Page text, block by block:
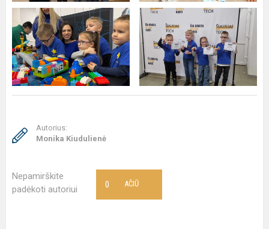
Autorius:
Monika Kiudulienė
Nepamirškite
padėkoti autoriui
AČIŪ
0